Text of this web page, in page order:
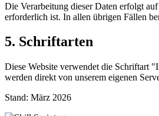
Die Verarbeitung dieser Daten erfolgt
erforderlich ist. In allen übrigen Fällen
5. Schriftarten
Diese Website verwendet die Schriftart
werden direkt von unserem eigenen
Stand: März 2026